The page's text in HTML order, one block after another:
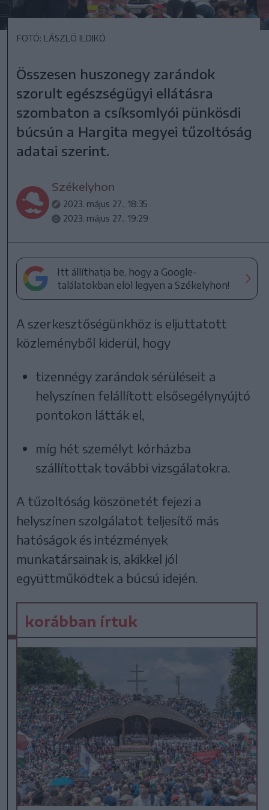
FOTÓ: LÁSZLÓ ILDIKÓ
Összesen huszonegy zarándok
szorult egészségügyi ellátásra
szombaton a csíksomlyói pünkösdi
búcsún a Hargita megyei tűzoltóság
adatai szerint.
Székelyhon
2023. május 27., 18:35
2023. május 27., 19:29
Itt állíthatja be, hogy a Google-
találatokban elöl legyen a Székelyhon!
A szerkesztőségünkhöz is eljuttatott
közleményből kiderül, hogy
tizennégy zarándok sérüléseit a
helyszínen felállított elsősegélynyújtó
pontokon látták el,
míg hét személyt kórházba
szállítottak további vizsgálatokra.
A tűzoltóság köszönetét fejezi a
helyszínen szolgálatot teljesítő más
hatóságok és intézmények
munkatársainak is, akikkel jól
együttműködtek a búcsú idején.
korábban írtuk